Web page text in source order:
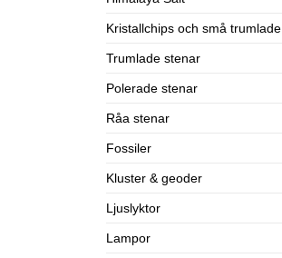
Kristallchips och små trumlade
Trumlade stenar
Polerade stenar
Råa stenar
Fossiler
Kluster & geoder
Ljuslyktor
Lampor